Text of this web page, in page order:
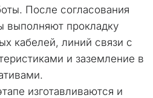
После согласования
выполняют прокладку
кабелей, линий связи с
и заземление в
изготавливаются и